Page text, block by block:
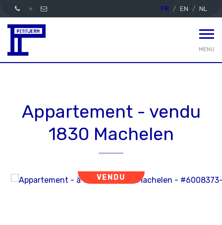
FR EN NL
MENU
Appartement - vendu
1830 Machelen
VENDU